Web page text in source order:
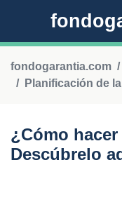
fondogarantia.com
Planificación de
¿Cómo
Descúbrelo